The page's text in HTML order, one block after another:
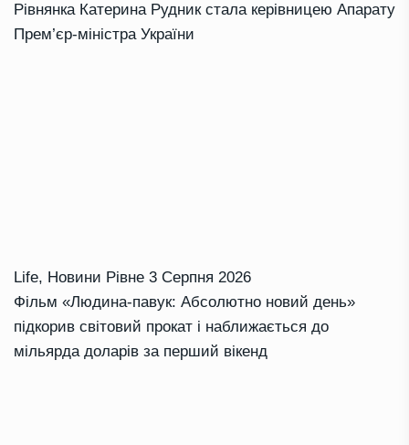
Рівнянка Катерина Рудник стала керівницею Апарату
Прем’єр-міністра України
Life, Новини Рівне 3 Серпня 2026
Фільм «Людина-павук: Абсолютно новий день»
підкорив світовий прокат і наближається до
мільярда доларів за перший вікенд